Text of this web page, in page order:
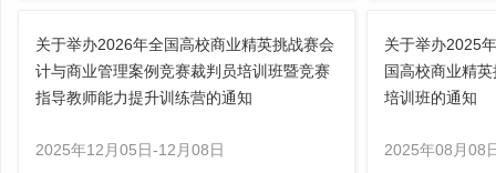
关于举办2026年全国高校商业精英挑战赛会
计与商业管理案例竞赛裁判员培训班暨竞赛
指导教师能力提升训练营的通知
2025年12月05日-12月08日
关于举办2025
国高校商业精
培训班的通知
2025年08月08